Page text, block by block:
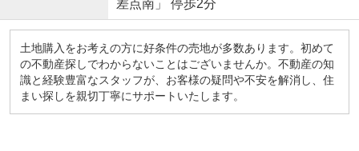
差点南」 停歩2分
土地購入をお考えの方に好条件の売地が多数あります。初めて
の不動産探しでわからないことはございませんか。不動産の知
識と経験豊富なスタッフが、お客様の疑問や不安を解消し、住
まい探しを親切丁寧にサポートいたします。